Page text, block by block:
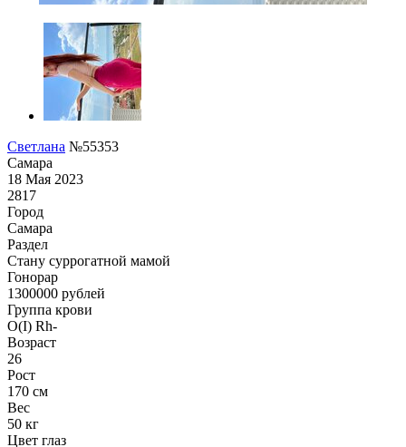
Светлана №55353
Самара
18 Мая 2023
2817
Город
Самара
Раздел
Cтану суррогатной мамой
Гонoрар
1300000 рублей
Группа крови
O(I) Rh-
Возраст
26
Рост
170 см
Вес
50 кг
Цвет глаз